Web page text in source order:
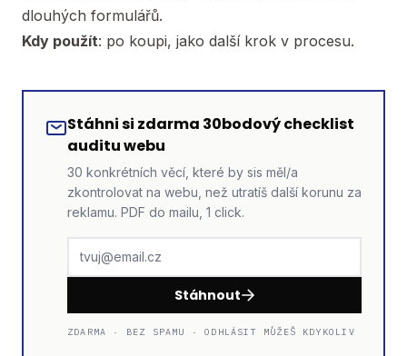
dlouhých formulářů.
Kdy použít: po koupi, jako další krok v procesu.
Stáhni si zdarma 30bodový checklist
auditu webu
30 konkrétních věcí, které by sis měl/a
zkontrolovat na webu, než utratíš další korunu za
reklamu. PDF do mailu, 1 click.
Stáhnout
ZDARMA · BEZ SPAMU · ODHLÁSIT MŮŽEŠ KDYKOLIV